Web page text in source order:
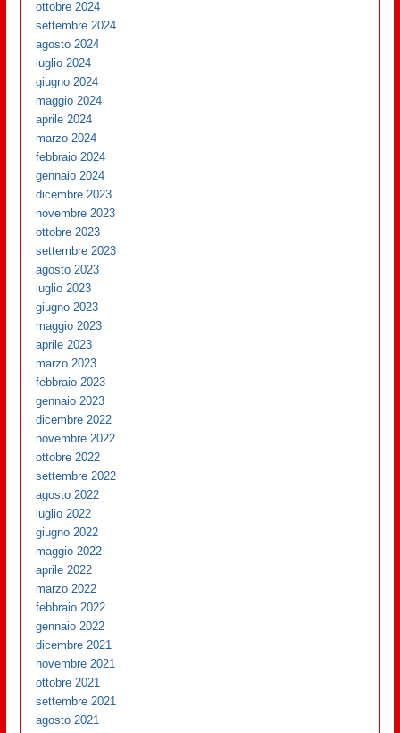
ottobre 2024
settembre 2024
agosto 2024
luglio 2024
giugno 2024
maggio 2024
aprile 2024
marzo 2024
febbraio 2024
gennaio 2024
dicembre 2023
novembre 2023
ottobre 2023
settembre 2023
agosto 2023
luglio 2023
giugno 2023
maggio 2023
aprile 2023
marzo 2023
febbraio 2023
gennaio 2023
dicembre 2022
novembre 2022
ottobre 2022
settembre 2022
agosto 2022
luglio 2022
giugno 2022
maggio 2022
aprile 2022
marzo 2022
febbraio 2022
gennaio 2022
dicembre 2021
novembre 2021
ottobre 2021
settembre 2021
agosto 2021